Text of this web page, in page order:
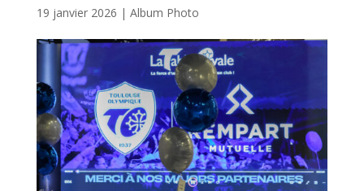
19 janvier 2026 | Album Photo